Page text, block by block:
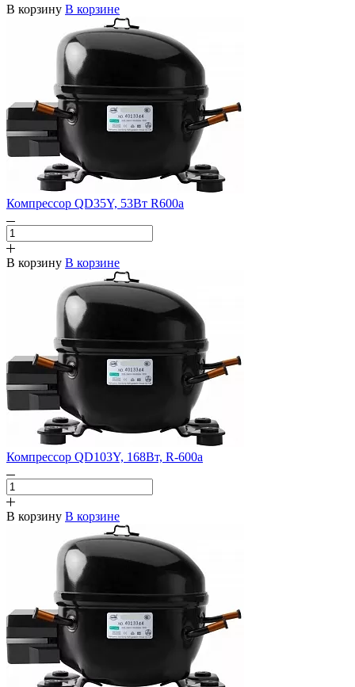
В корзину В корзине
Компрессор QD35Y, 53Вт R600a
В корзину В корзине
Компрессор QD103Y, 168Вт, R-600a
В корзину В корзине